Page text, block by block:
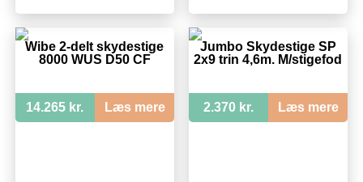
Wibe 2-delt skydestige
8000 WUS D50 CF
14.265 kr. Læs mere
Jumbo Skydestige SP
2x9 trin 4,6m. M/stigefod
2.370 kr. Læs mere